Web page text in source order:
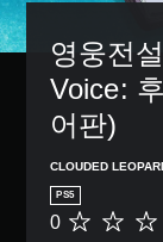
영웅전
Voice:
어판)
CLOUDED
PS5
별
0